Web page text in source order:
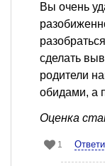
Вы очень
сделать
родители
обидами, а
Оценка
1